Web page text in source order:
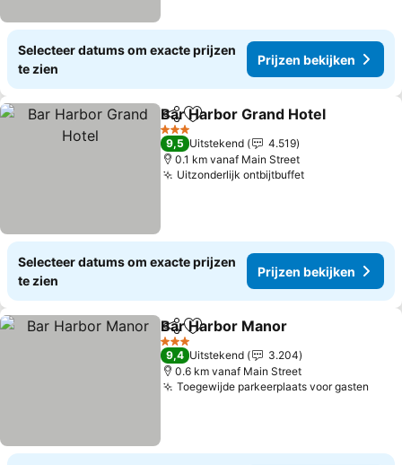
Selecteer datums om exacte prijzen
te zien
Prijzen bekijken
DelenToevoegen aan favorieten
Bar Harbor Grand Hotel
3 Sterren
9,5 Uitstekend
4.519
0.1 km vanaf Main Street
Uitzonderlijk ontbijtbuffetPrijzen
Selecteer datums om exacte prijzen
te zien
Prijzen bekijken
DelenToevoegen aan favorieten
Bar Harbor Manor
3 Sterren
9,4 Uitstekend
3.204
0.6 km vanaf Main Street
Toegewijde parkeerplaats voor gasten